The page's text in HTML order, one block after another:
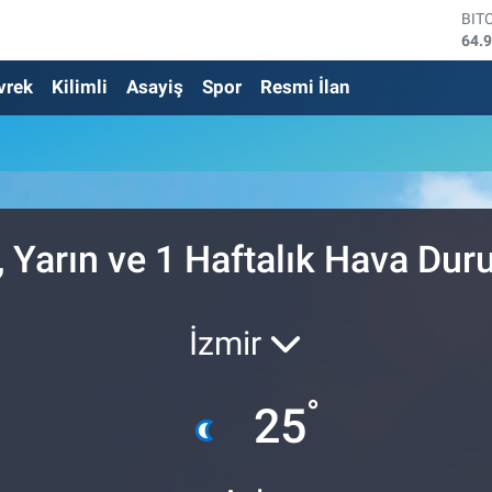
Kilimli Asayiş Spor Resmi İlan
Yarın ve 1 Haftalık Hava
İzmir
25°